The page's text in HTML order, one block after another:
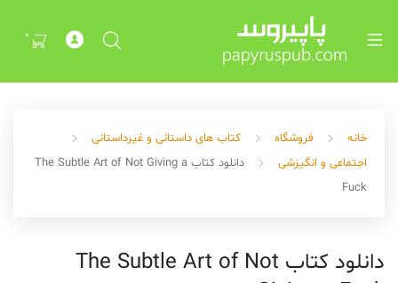
0
خانه فروشگاه
کتاب های داستانی و غیرداستانی
اجتماعی و انگیزشی
دانلود کتاب The Subtle Art of Not Giving a
Fuck
دانلود کتاب The Subtle Art of Not